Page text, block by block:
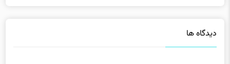
دیدگاه ها